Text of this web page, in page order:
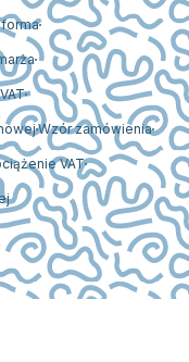
Wzór zamówienia
VAT